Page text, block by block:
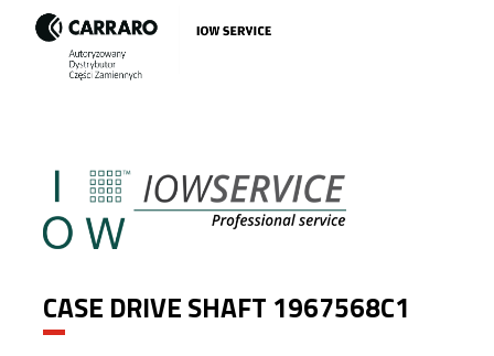
CASE DRIVE SHAFT 1967568C1